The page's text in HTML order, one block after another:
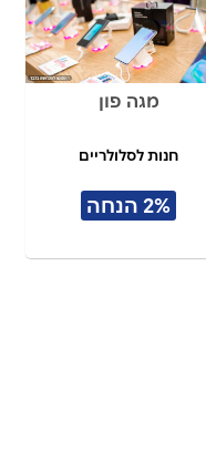
מגה פון
חנות לסלולריים
2% הנחה